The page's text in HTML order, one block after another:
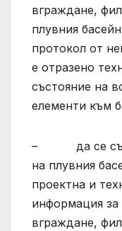
вграждане,
плувния
протокол от
е отразено
състояние на
елементи към
– да се
на плувния
проектна и
информация за
вграждане,